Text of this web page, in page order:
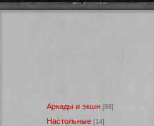
Аркады и экшн [86]
Настольные [14]